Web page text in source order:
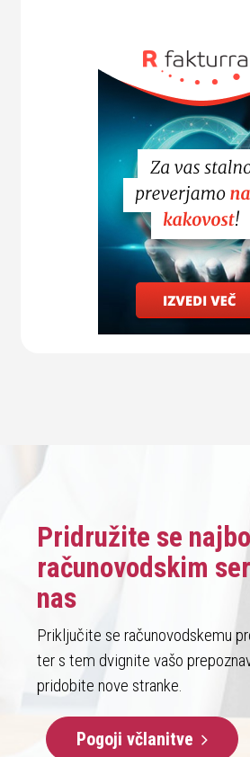
Pridružite se
računovodskim
nas
Priključite se računovodskemu
ter s tem dvignite vašo
pridobite nove stranke.
Pogoji včlanitve